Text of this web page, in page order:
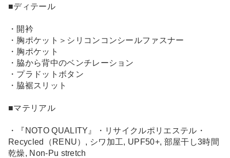
■ディテール
・開衿
・胸ポケット＞シリコンコンシールファスナー
・胸ポケット
・脇から背中のベンチレーション
・プラドットボタン
・脇裾スリット
■マテリアル
・『NOTO QUALITY』・リサイクルポリエステル・
Recycled（RENU）, シワ加工, UPF50+, 部屋干し3時間
乾燥, Non-Pu stretch